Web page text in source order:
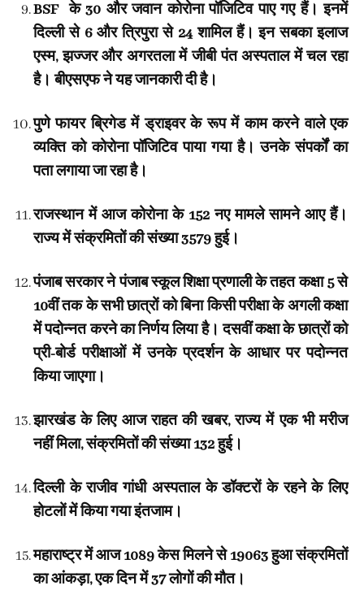
BSF के 30 और जवान कोरोना पॉजिटिव पाए गए हैं। इनमें
दिल्ली से 6 और त्रिपुरा से 24 शामिल हैं। इन सबका इलाज
एस्म, झज्जर और अगरतला में जीबी पंत अस्पताल में चल रहा
है। बीएसएफ ने यह जानकारी दी है।
पुणे फायर ब्रिगेड में ड्राइवर के रूप में काम करने वाले एक
व्यक्ति को कोरोना पॉजिटिव पाया गया है। उनके संपर्कों का
पता लगाया जा रहा है।
राजस्थान में आज कोरोना के 152 नए मामले सामने आए हैं।
राज्य में संक्रमितों की संख्या 3579 हुई।
पंजाब सरकार ने पंजाब स्कूल शिक्षा प्रणाली के तहत कक्षा 5 से
10वीं तक के सभी छात्रों को बिना किसी परीक्षा के अगली कक्षा
में पदोन्नत करने का निर्णय लिया है। दसवीं कक्षा के छात्रों को
प्री-बोर्ड परीक्षाओं में उनके प्रदर्शन के आधार पर पदोन्नत
किया जाएगा।
झारखंड के लिए आज राहत की खबर, राज्य में एक भी मरीज
नहीं मिला, संक्रमितों की संख्या 132 हुई।
दिल्ली के राजीव गांधी अस्पताल के डॉक्टरों के रहने के लिए
होटलों में किया गया इंतजाम।
महाराष्ट्र में आज 1089 केस मिलने से 19063 हुआ संक्रमितों
का आंकड़ा, एक दिन में 37 लोगों की मौत।